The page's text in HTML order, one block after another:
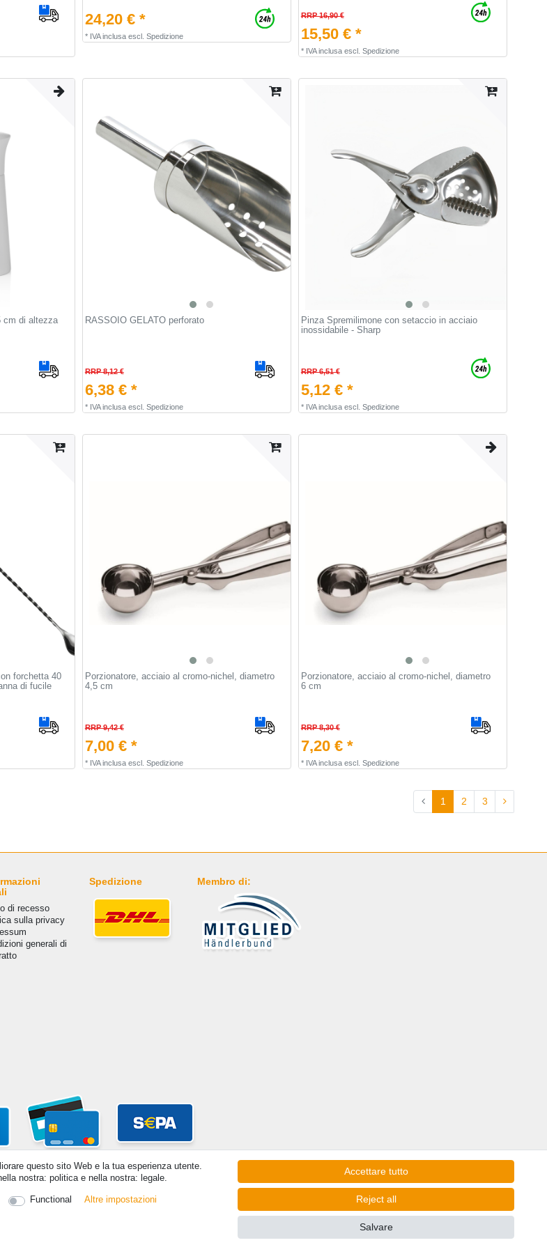
24,20 € *
* IVA inclusaescl. Spedizione
RRP 16,90 €
15,50 € *
* IVA inclusaescl. Spedizione
cm di altezza RASSOIO GELATO perforato
RRP 8,12 €
6,38 € *
* IVA inclusaescl. Spedizione
Pinza Spremilimone con setaccio in acciaio
inossidabile - Sharp
RRP 6,51 €
5,12 € *
* IVA inclusaescl. Spedizione
forchetta 40
di fucile
Porzionatore, acciaio al cromo-nichel, diametro
4,5 cm
RRP 9,42 €
7,00 € *
* IVA inclusaescl. Spedizione
Porzionatore, acciaio al cromo-nichel, diametro
6 cm
RRP 8,30 €
7,20 € *
* IVA inclusaescl. Spedizione
1 2 3
questo sito Web e la tua esperienza utente.
nostra: politica e nella nostra: legale.
Functional Altre impostazioni
Accettare tutto
Reject all
Salvare
di recesso
sulla privacy
generali di
Spedizione Membro di: